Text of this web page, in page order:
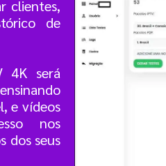
clientes,
de
4K será
e vídeos
nos
dos seus